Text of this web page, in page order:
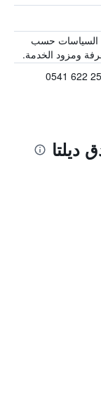
السياسات حسب
ومزود الخدمة.
ديلتا